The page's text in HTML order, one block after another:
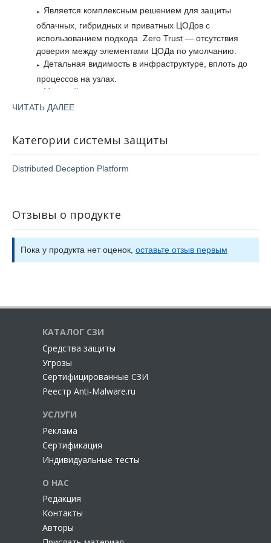
предполагающие, что атака прошла успешно (например, при
подборе пароля — одна из попыток окажется удачной), в то
время как все действия, инструменты и эксплойты
злоумышленника записываются и анализируются в
полностью изолированной среде.
Для снижения времени реагирования на инциденты
Networks, Check Point, Cisco, чтобы заблокировать атаку, а
сделать снимок, например, чтобы предотвратить
Является комплексным решением для защиты
облачных, гибридных и приватных ЦОДов с
использованием подхода Zero Trust — отсутствия
доверия между элементами ЦОДа по умолчанию.
Детальная видимость в инфраструктуре, вплоть до
процессов на узлах.
Мощный движок создания правил микросегментации
позволяет создавать политики за минуты.
Возможность реагирования на инцидент из веб-
выключения или создания снимка виртуальной
ЧИТАТЬ ДАЛЕЕ
Категории системы защиты
Distributed Deception Platform
Отзывы о продукте
Пока у продукта нет оценок, оставьте отзыв первым
КАТАЛОГ СЗИ
Cредства защиты
Угрозы
Сертифицированные СЗИ
Реестр Anti-Malware.ru
УСЛУГИ
Реклама
Сертификация
Индивидуальные тесты
О НАС
Редакция
Контакты
Авторы